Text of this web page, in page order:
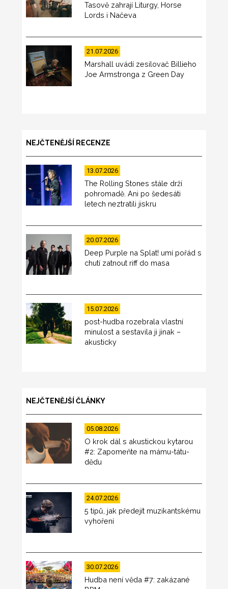
Tasově zahrají Liturgy, Horse
Lords i Načeva
21.07.2026
Marshall uvádí zesilovač Billieho
Joe Armstronga z Green Day
NEJČTENĚJŠÍ RECENZE
13.07.2026
The Rolling Stones stále drží
pohromadě. Ani po šedesáti
letech neztratili jiskru
20.07.2026
Deep Purple na Splat! umí pořád s
chutí zatnout riff do masa
15.07.2026
post-hudba rozebrala vlastní
minulost a sestavila ji jinak –
akusticky
NEJČTENĚJŠÍ ČLÁNKY
05.08.2026
O krok dál s akustickou kytarou
#2: Zapomeňte na mámu-tátu-
dědu
24.07.2026
5 tipů, jak předejít muzikantskému
vyhoření
30.07.2026
Hudba není věda #7: zakázané